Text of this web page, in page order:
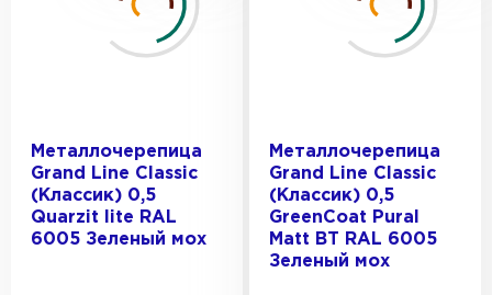
Kredo
Velur
Drap
Полиэстер
Глянцевая
Матовая
МАКСИМАЛЬНАЯ ДЛИНА, М:
Металлочерепица
Grand Line Classic
(Классик) 0,5
Quarzit lite RAL
6005 Зеленый мох
Металлочерепица
Grand Line Classic
(Классик) 0,5
GreenCoat Pural
Matt BT RAL 6005
Зеленый мох